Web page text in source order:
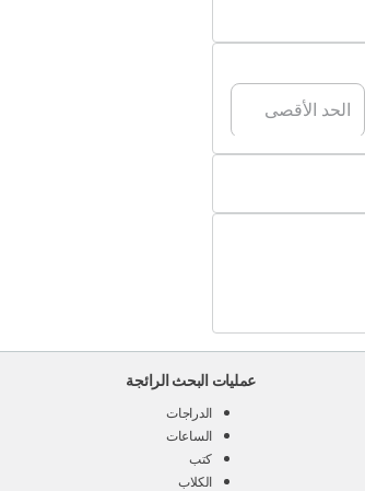
عمليات البحث الرائجة
الدراجات
الساعات
كتب
الكلاب